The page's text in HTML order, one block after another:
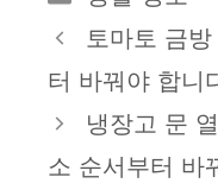
테
리
토마토 금
터 바꿔야 합니
냉장고 문
소 순서부터 바